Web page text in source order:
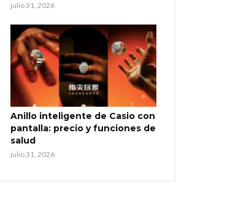
julio 31, 2026
Anillo inteligente de Casio con
pantalla: precio y funciones de
salud
julio 31, 2026